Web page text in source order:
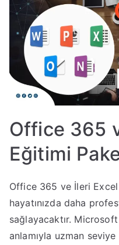
Office 365
Eğitimi
Office 365 ve İleri
hayatınızda daha
sağlayacaktır.
anlamıyla uzman